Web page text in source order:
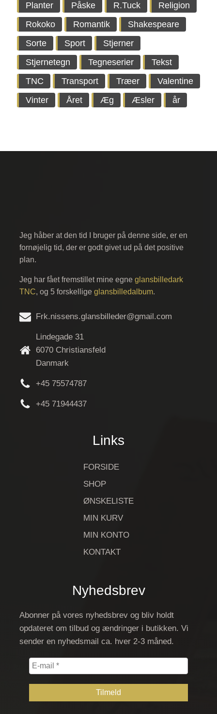
Planter
Påske R.Tuck
Religion
Rokoko
Romantik
Shakespeare
Sorte
Sport
Stjerner
Stjernetegn
Tegneserier
Tekst
TNC
Transport Træer
Valentine
Vinter
Året Æg Æsler år
Jeg håber at den tid I bruger på denne side, er en
fornøjelig tid, der er godt givet ud på det positive
plan.
Jeg har fået fremstillet mine egne glansbilledark
TNC, og 5 forskellige glansbilledalbum.
Frk.nissens.glansbilleder@gmail.com
Lindegade 31
6070 Christiansfeld
Danmark
+45 75574787
+45 71944437
Links
FORSIDE
SHOP
ØNSKELISTE
MIN KURV
MIN KONTO
KONTAKT
Nyhedsbrev
Abonner på vores nyhedsbrev og bliv holdt
opdateret om tilbud og ændringer i butikken. Vi
sender en nyhedsmail ca. hver 2-3 måned.
E-
mail